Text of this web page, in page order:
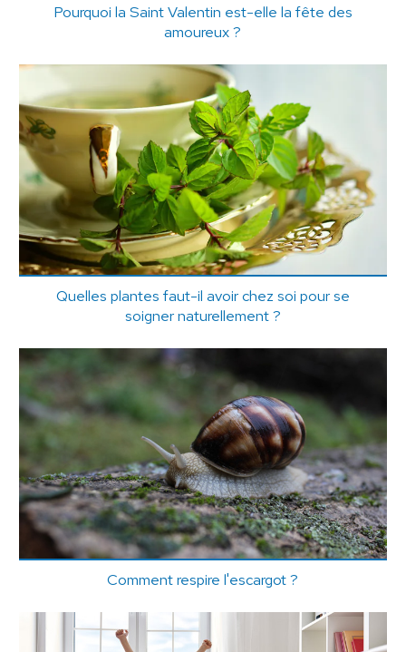
Pourquoi la Saint Valentin est-elle la fête des
amoureux ?
Quelles plantes faut-il avoir chez soi pour se
soigner naturellement ?
Comment respire l'escargot ?